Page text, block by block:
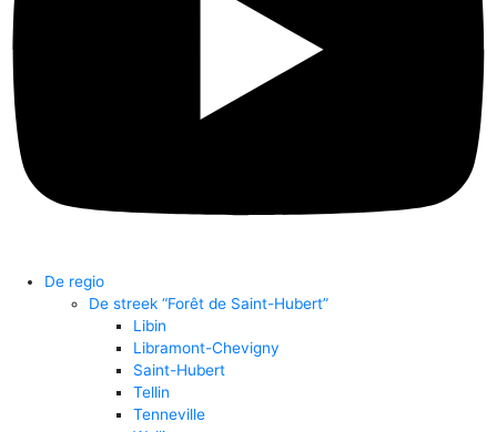
De regio
De streek “Forêt de Saint-Hubert”
Libin
Libramont-Chevigny
Saint-Hubert
Tellin
Tenneville